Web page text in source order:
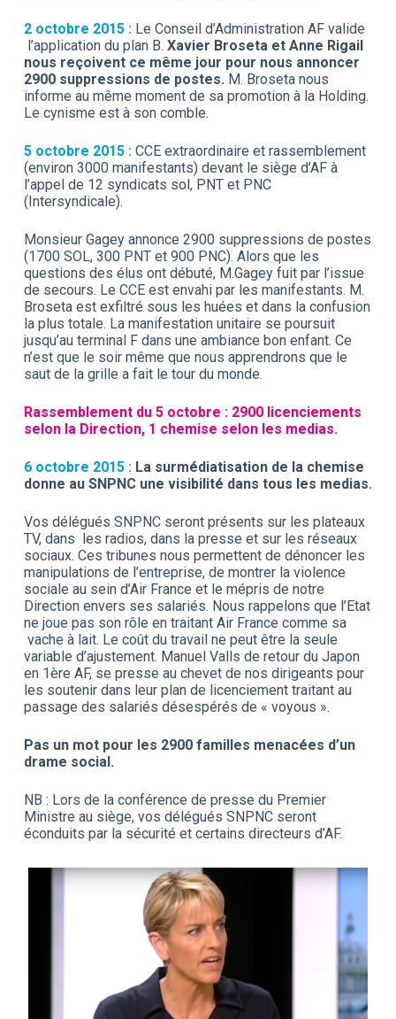
2 octobre 2015 :Le Conseil d’Administration AF valide
l’application du plan B. Xavier Broseta et Anne Rigail
nous reçoivent ce même jour pour nous annoncer
2900 suppressions de postes. M. Broseta nous
informe au même moment de sa promotion à la Holding.
Le cynisme est à son comble.
5 octobre 2015 :CCE extraordinaire et rassemblement
(environ 3000 manifestants) devant le siège d’AF à
l’appel de 12 syndicats sol, PNT et PNC
(Intersyndicale).
Monsieur Gagey annonce 2900 suppressions de postes
(1700 SOL, 300 PNT et 900 PNC). Alors que les
questions des élus ont débuté, M.Gagey fuit par l’issue
de secours. Le CCE est envahi par les manifestants. M.
Broseta est exfiltré sous les huées et dans la confusion
la plus totale. La manifestation unitaire se poursuit
jusqu’au terminal F dans une ambiance bon enfant. Ce
n’est que le soir même que nous apprendrons que le
saut de la grille a fait le tour du monde.
Rassemblement du 5 octobre : 2900 licenciements
selon la Direction, 1 chemise selon les medias.
6 octobre 2015 :La surmédiatisation de la chemise
donne au SNPNC une visibilité dans tous les medias.
Vos délégués SNPNC seront présents sur les plateaux
TV, dans les radios, dans la presse et sur les réseaux
sociaux. Ces tribunes nous permettent de dénoncer les
manipulations de l’entreprise, de montrer la violence
sociale au sein d’Air France et le mépris de notre
Direction envers ses salariés. Nous rappelons que l’Etat
ne joue pas son rôle en traitant Air France comme sa
vache à lait. Le coût du travail ne peut être la seule
variable d’ajustement. Manuel Valls de retour du Japon
en 1ère AF, se presse au chevet de nos dirigeants pour
les soutenir dans leur plan de licenciement traitant au
passage des salariés désespérés de « voyous ».
Pas un mot pour les 2900 familles menacées d’un
drame social.
NB : Lors de la conférence de presse du Premier
Ministre au siège, vos délégués SNPNC seront
éconduits par la sécurité et certains directeurs d’AF.